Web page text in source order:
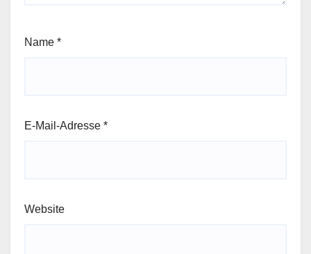
Name *
E-Mail-Adresse *
Website